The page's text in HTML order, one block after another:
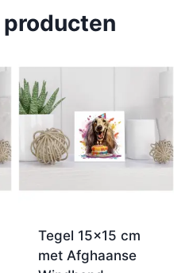
Tegel 15×15 cm
met Afghaanse